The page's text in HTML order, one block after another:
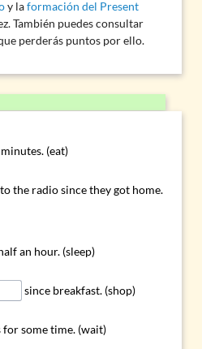
y laformación del Present
También puedes consultar
perderás puntos por ello.
(eat)
to the radio since they got home.
an hour. (sleep)
since breakfast. (shop)
some time. (wait)